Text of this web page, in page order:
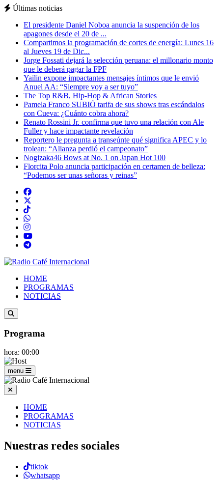
Últimas noticias
El presidente Daniel Noboa anuncia la suspención de los
apagones desde el 20 de ...
Compartimos la programación de cortes de energía: Lunes 16
al Jueves 19 de Dic...
Jorge Fossati dejará la selección peruana: el millonario monto
que le deberá pagar la FPF
Yailin expone impactantes mensajes íntimos que le envió
Anuel AA: “Siempre voy a ser tuyo”
The Top R&B, Hip-Hop & African Stories
Pamela Franco SUBIÓ tarifa de sus shows tras escándalos
con Cueva: ¿Cuánto cobra ahora?
Renato Rossini Jr. confirma que tuvo una relación con Ale
Fuller y hace impactante revelación
Reportero le pregunta a transeúnte qué significa APEC y lo
trolean: “Alianza perdió el campeonato”
Nogizaka46 Bows at No. 1 on Japan Hot 100
Florcita Polo anuncia participación en certamen de belleza:
“Podemos ser unas señoras y reinas”
HOME
PROGRAMAS
NOTICIAS
Programa
hora: 00:00
menu
HOME
PROGRAMAS
NOTICIAS
Nuestras redes sociales
tiktok
whatsapp